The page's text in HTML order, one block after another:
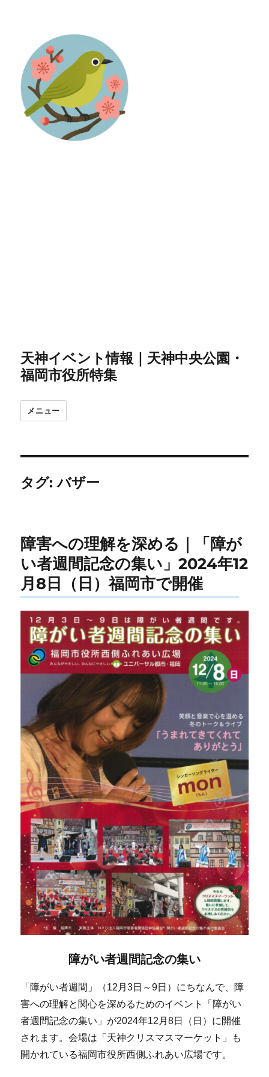
天神イベント情報｜天神中央公園・
福岡市役所特集
メニュー
タグ:バザー
障害への理解を深める｜「障が
い者週間記念の集い」2024年12
月8日（日）福岡市で開催
障がい者週間記念の集い
「障がい者週間」（12月3日～9日）にちなんで、障
害への理解と関心を深めるためのイベント「障がい
者週間記念の集い」が2024年12月8日（日）に開催
されます。会場は「天神クリスマスマーケット」も
開かれている福岡市役所西側ふれあい広場です。